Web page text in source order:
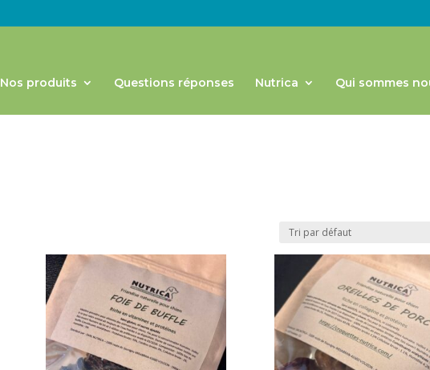
Nos produits Questions réponses Nutrica Qui sommes